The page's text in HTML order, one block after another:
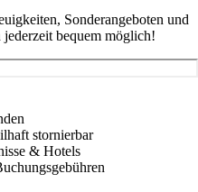
Sonderangeboten und
bequem möglich!
stornierbar
& Hotels